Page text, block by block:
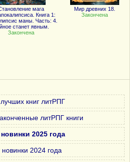
мага
Книга 1:
маны. Часть: 4.
станет явным.
Закончена
Мир древних 18.
Закончена
книг литРПГ
литРПГ книги
2025 года
новинки 2024 года